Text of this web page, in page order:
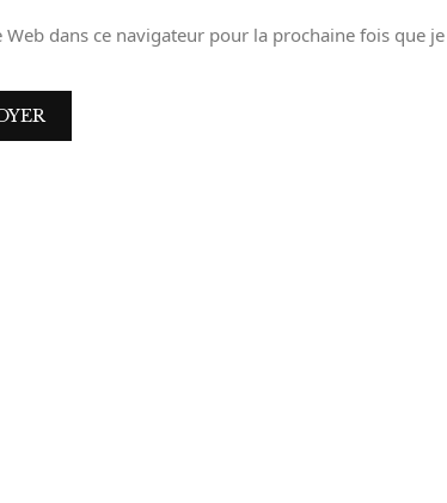
dans ce navigateur pour la prochaine fois que je